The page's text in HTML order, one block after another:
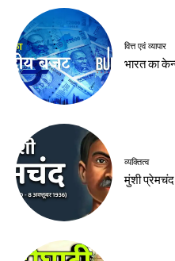
वित्त एवं व्यापार
भारत का
व्यक्तित्व
मुंशी प्रेमचंद